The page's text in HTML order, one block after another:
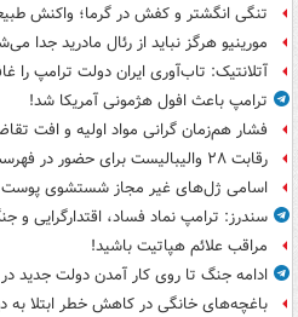
تنگی انگشتر و کفش در گرما؛ واکنش
مورینیو هرگز نباید از رئال مادرید جدا
آتلانتیک: تاب‌آوری ایران دولت ترامپ را
ترامپ باعث افول هژمونی آمریکا شد!
فشار هم‌زمان گرانی مواد اولیه و افت
رقابت ۲۸ والیبالیست برای حضور در فهرست نهایی تیم ملی
اسامی ژل‌های غیر مجاز شستشوی
سندرز: ترامپ نماد فساد، اقتدارگرایی
مراقب علائم هپاتیت باشید!
ادامه جنگ تا روی کار آمدن دولت جدید در
باغچه‌های خانگی در کاهش خطر ابتلا به